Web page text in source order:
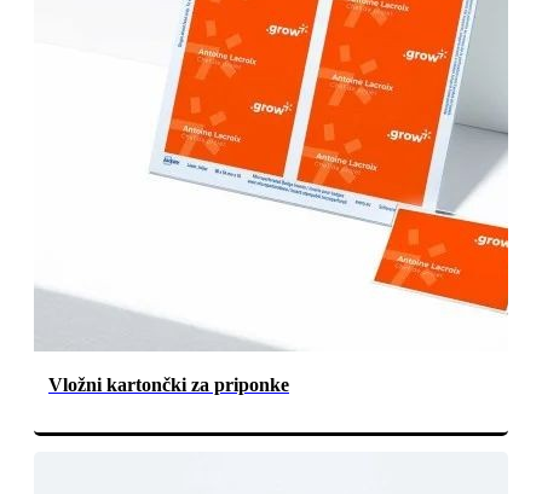
Vložni kartončki za priponke